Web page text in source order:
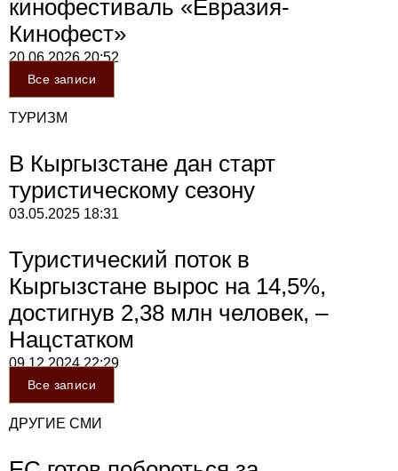
кинофестиваль «Евразия-
Кинофест»
20.06.202620:52
Все записи
ТУРИЗМ
В Кыргызстане дан старт
туристическому сезону
03.05.2025 18:31
Туристический поток в
Кыргызстане вырос на 14,5%,
достигнув 2,38 млн человек, –
Нацстатком
09.12.202422:29
Все записи
ДРУГИЕ СМИ